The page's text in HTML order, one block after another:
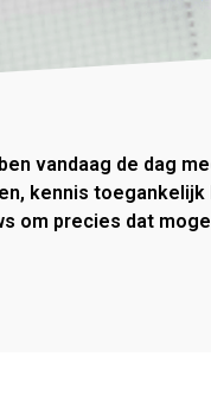
vandaag de dag
kennis
om precies dat